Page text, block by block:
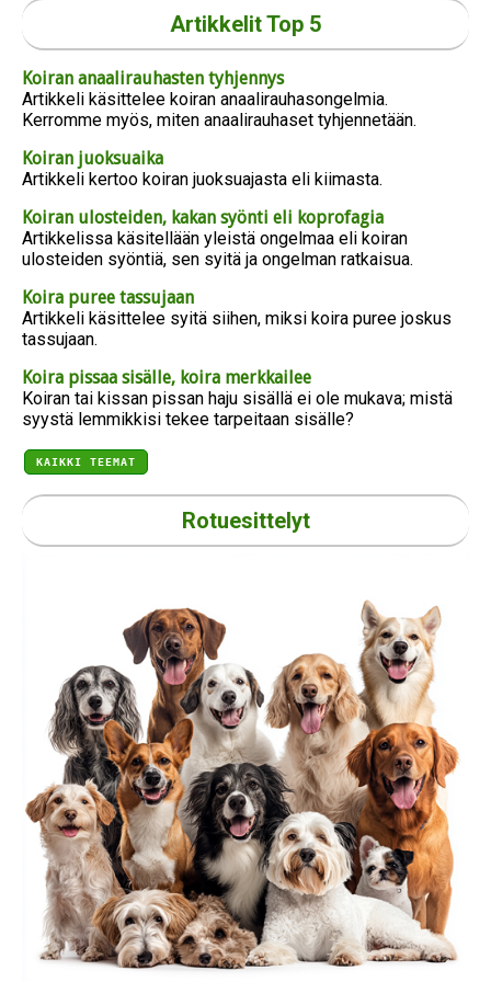
Artikkelit Top 5
Koiran anaalirauhasten tyhjennys
Artikkeli käsittelee koiran anaalirauhasongelmia.
Kerromme myös, miten anaalirauhaset tyhjennetään.
Koiran juoksuaika
Artikkeli kertoo koiran juoksuajasta eli kiimasta.
Koiran ulosteiden, kakan syönti eli koprofagia
Artikkelissa käsitellään yleistä ongelmaa eli koiran
ulosteiden syöntiä, sen syitä ja ongelman ratkaisua.
Koira puree tassujaan
Artikkeli käsittelee syitä siihen, miksi koira puree joskus
tassujaan.
Koira pissaa sisälle, koira merkkailee
Koiran tai kissan pissan haju sisällä ei ole mukava; mistä
syystä lemmikkisi tekee tarpeitaan sisälle?
KAIKKI TEEMAT
Rotuesittelyt